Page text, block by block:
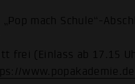
mach Schule“-
frei (Einlass ab 17.15